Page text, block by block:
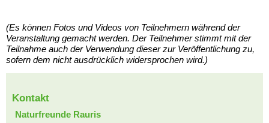
(Es können Fotos und Videos von Teilnehmern während der
Veranstaltung gemacht werden. Der Teilnehmer stimmt mit der
Teilnahme auch der Verwendung dieser zur Veröffentlichung zu,
sofern dem nicht ausdrücklich widersprochen wird.)
Kontakt
Naturfreunde Rauris